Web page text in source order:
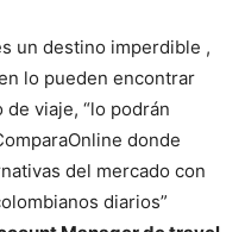
un destino imperdible ,
lo pueden encontrar
de viaje, “lo podrán
donde
del mercado con
diarios”